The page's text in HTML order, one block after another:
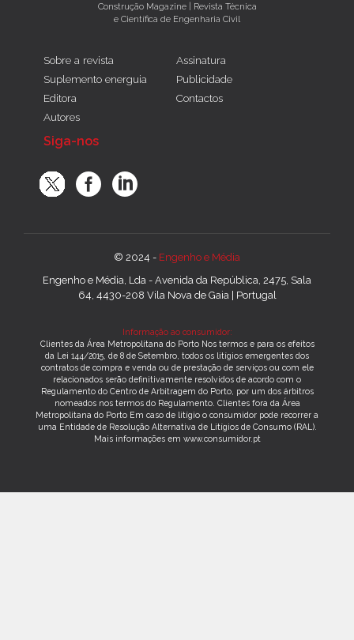
Construção Magazine | Revista Técnica
e Científica de Engenharia Civil
Sobre a revista
Suplemento energuia
Editora
Autores
Assinatura
Publicidade
Contactos
Siga-nos
© 2024 - Engenho e Média
Engenho e Média, Lda - Avenida da República, 2475, Sala
64, 4430-208 Vila Nova de Gaia | Portugal
Informação ao consumidor:
Clientes da Área Metropolitana do Porto Nos termos e para os efeitos
da Lei 144/2015, de 8 de Setembro, todos os litígios emergentes dos
contratos de compra e venda ou de prestação de serviços ou com ele
relacionados serão definitivamente resolvidos de acordo com o
Regulamento do Centro de Arbitragem do Porto, por um dos árbitros
nomeados nos termos do Regulamento. Clientes fora da Área
Metropolitana do Porto Em caso de litígio o consumidor pode recorrer a
uma Entidade de Resolução Alternativa de Litígios de Consumo (RAL).
Mais informações em www.consumidor.pt